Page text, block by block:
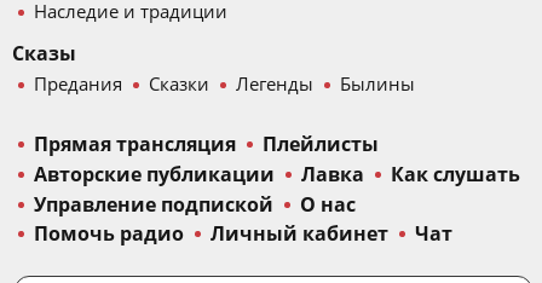
Наследие и традиции
Сказы
Предания Сказки Легенды Былины
Прямая трансляция
Плейлисты
Авторские публикации
Лавка
Как слушать
Управление подпиской
О нас
Помочь радио
Личный кабинет Чат